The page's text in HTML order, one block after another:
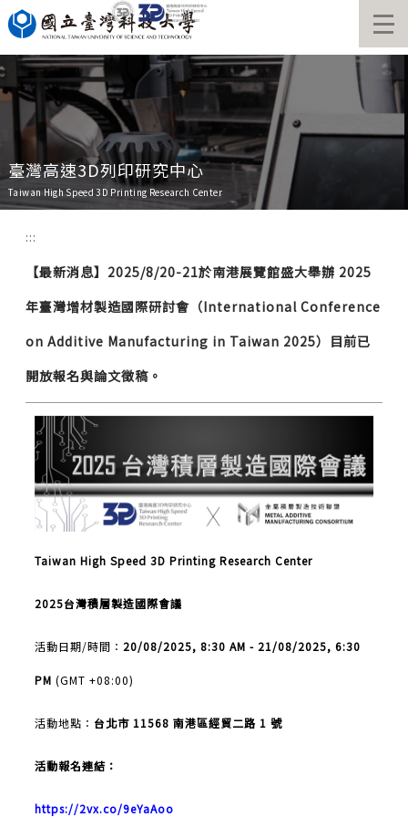
跳
到
要
容
臺灣高速3D列印研究中心
Taiwan High Speed 3D Printing Research Center
:::
【最新消息】2025/8/20-21於南港展覽館盛大舉辦 2025
年臺灣增材製造國際研討會（International Conference
on Additive Manufacturing in Taiwan 2025）目前已
開放報名與論文徵稿。
Taiwan High Speed 3D Printing Research Center
2025台灣積層製造國際會議
活動日期/時間： 20/08/2025, 8:30 AM - 21/08/2025, 6:30
PM (GMT +08:00)
活動地點： 台北市 11568 南港區經貿二路 1 號
活動報名連結：
https://2vx.co/9eYaAoo